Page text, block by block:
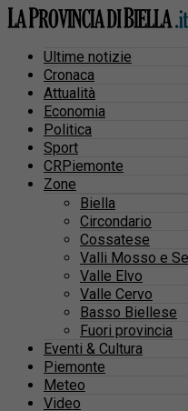
Ultime notizie
Cronaca
Attualità
Economia
Politica
Sport
CRPiemonte
Zone
Biella
Circondario
Cossatese
Valli Mosso e
Valle Elvo
Valle Cervo
Basso Biellese
Fuori provincia
Eventi & Cultura
Piemonte
Meteo
Video